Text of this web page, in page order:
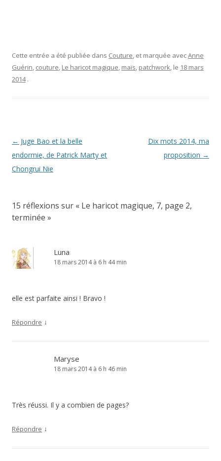
Cette entrée a été publiée dans Couture, et marquée avecAnne
Guérin, couture, Le haricot magique, maïs, patchwork, le 18 mars
2014 .
Navigation
des
articles
← Juge Bao et la belle
endormie, de Patrick Marty et
Chongrui Nie
Dix mots 2014, ma
proposition →
15 réflexions sur « Le haricot magique, 7, page 2,
terminée »
Luna
18 mars 2014 à 6 h 44 min
elle est parfaite ainsi ! Bravo !
Répondre ↓
Maryse
18 mars 2014 à 6 h 46 min
Très réussi. Il y a combien de pages?
Répondre ↓